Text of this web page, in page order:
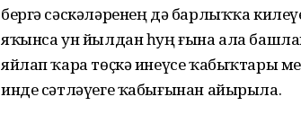
бергә сәскәләренең дә барлыҡҡа
яҡынса ун йылдан һуң ғына ала
яйлап ҡара төҫкә инеүсе ҡабыҡтары
инде сәтләүеге ҡабығынан айырыла.